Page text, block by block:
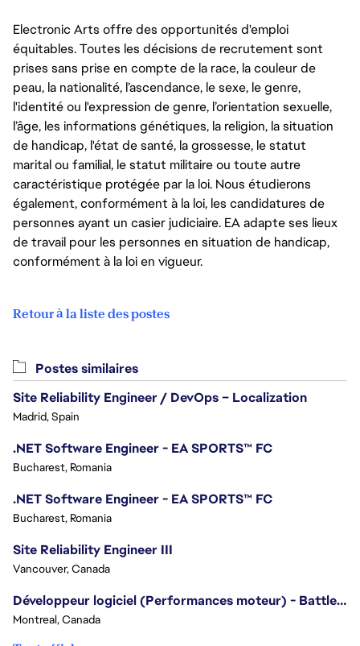
Electronic Arts offre des opportunités d'emploi
équitables. Toutes les décisions de recrutement sont
prises sans prise en compte de la race, la couleur de
peau, la nationalité, l’ascendance, le sexe, le genre,
l'identité ou l'expression de genre, l’orientation sexuelle,
l’âge, les informations génétiques, la religion, la situation
de handicap, l'état de santé, la grossesse, le statut
marital ou familial, le statut militaire ou toute autre
caractéristique protégée par la loi. Nous étudierons
également, conformément à la loi, les candidatures de
personnes ayant un casier judiciaire. EA adapte ses lieux
de travail pour les personnes en situation de handicap,
conformément à la loi en vigueur.
Retour à la liste des postes
Postes similaires
Site Reliability Engineer / DevOps – Localization
Madrid, Spain
.NET Software Engineer - EA SPORTS™ FC
Bucharest, Romania
.NET Software Engineer - EA SPORTS™ FC
Bucharest, Romania
Site Reliability Engineer III
Vancouver, Canada
Développeur logiciel (Performances moteur) - Battlefield
Montreal, Canada